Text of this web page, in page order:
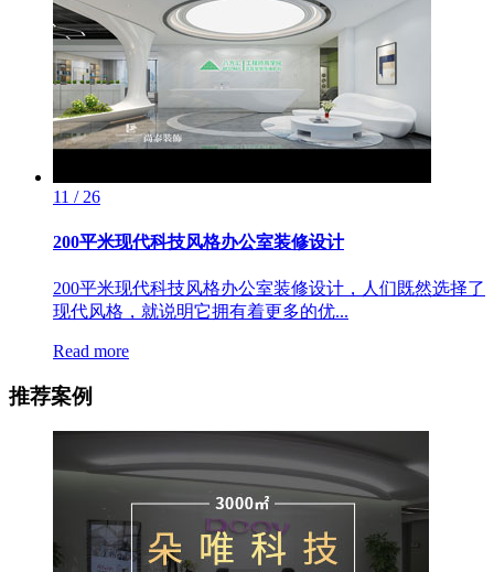
11 / 26
200平米现代科技风格办公室装修设计
200平米现代科技风格办公室装修设计，人们既然选择了
现代风格，就说明它拥有着更多的优...
Read more
推荐案例